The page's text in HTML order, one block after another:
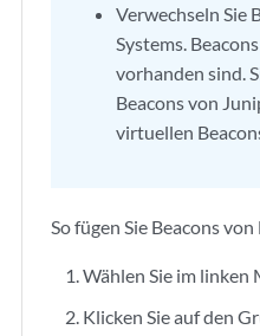
Verwechseln Sie
Systems.
vorhanden sind.
Beacons von
virtuellen
So fügen Sie Beacons
Wählen Sie im
Klicken Sie auf den